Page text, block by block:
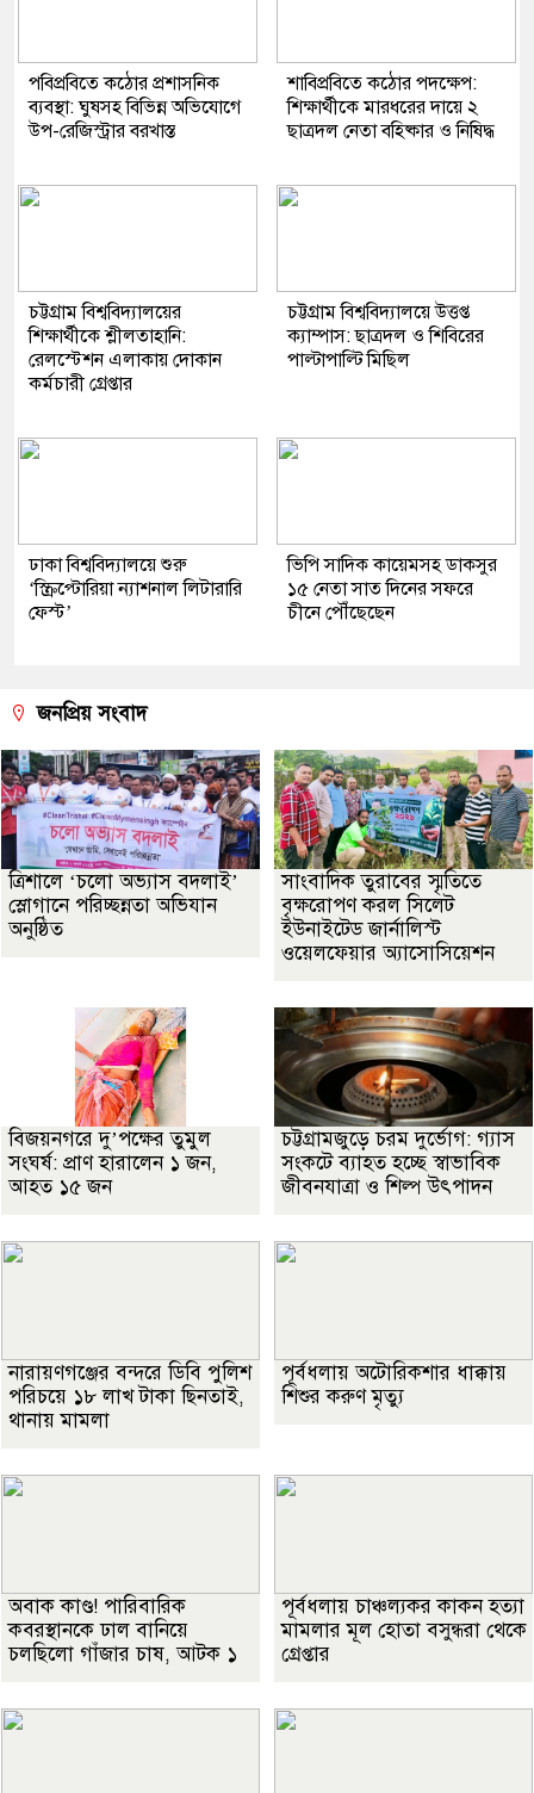
পবিপ্রবিতে কঠোর প্রশাসনিক
ব্যবস্থা: ঘুষসহ বিভিন্ন অভিযোগে
উপ-রেজিস্ট্রার বরখাস্ত
শাবিপ্রবিতে কঠোর পদক্ষেপ:
শিক্ষার্থীকে মারধরের দায়ে ২
ছাত্রদল নেতা বহিষ্কার ও নিষিদ্ধ
​চট্টগ্রাম বিশ্ববিদ্যালয়ের
শিক্ষার্থীকে শ্লীলতাহানি:
রেলস্টেশন এলাকায় দোকান
কর্মচারী গ্রেপ্তার
চট্টগ্রাম বিশ্ববিদ্যালয়ে উত্তপ্ত
ক্যাম্পাস: ছাত্রদল ও শিবিরের
পাল্টাপাল্টি মিছিল
ঢাকা বিশ্ববিদ্যালয়ে শুরু
‘স্ক্রিপ্টোরিয়া ন্যাশনাল লিটারারি
ফেস্ট’
ভিপি সাদিক কায়েমসহ ডাকসুর
১৫ নেতা সাত দিনের সফরে
চীনে পৌঁছেছেন
জনপ্রিয় সংবাদ
‎ত্রিশালে ‘চলো অভ্যাস বদলাই’
স্লোগানে পরিচ্ছন্নতা অভিযান
অনুষ্ঠিত
সাংবাদিক তুরাবের স্মৃতিতে
বৃক্ষরোপণ করল সিলেট
ইউনাইটেড জার্নালিস্ট
ওয়েলফেয়ার অ্যাসোসিয়েশন
বিজয়নগরে দু’পক্ষের তুমুল
সংঘর্ষ: প্রাণ হারালেন ১ জন,
আহত ১৫ জন
চট্টগ্রামজুড়ে চরম দুর্ভোগ: গ্যাস
সংকটে ব্যাহত হচ্ছে স্বাভাবিক
জীবনযাত্রা ও শিল্প উৎপাদন
নারায়ণগঞ্জের বন্দরে ডিবি পুলিশ
পরিচয়ে ১৮ লাখ টাকা ছিনতাই,
থানায় মামলা
পূর্বধলায় অটোরিকশার ধাক্কায়
শিশুর করুণ মৃত্যু
অবাক কাণ্ড! পারিবারিক
কবরস্থানকে ঢাল বানিয়ে
চলছিলো গাঁজার চাষ, আটক ১
পূর্বধলায় চাঞ্চল্যকর কাকন হত্যা
মামলার মূল হোতা বসুন্ধরা থেকে
গ্রেপ্তার